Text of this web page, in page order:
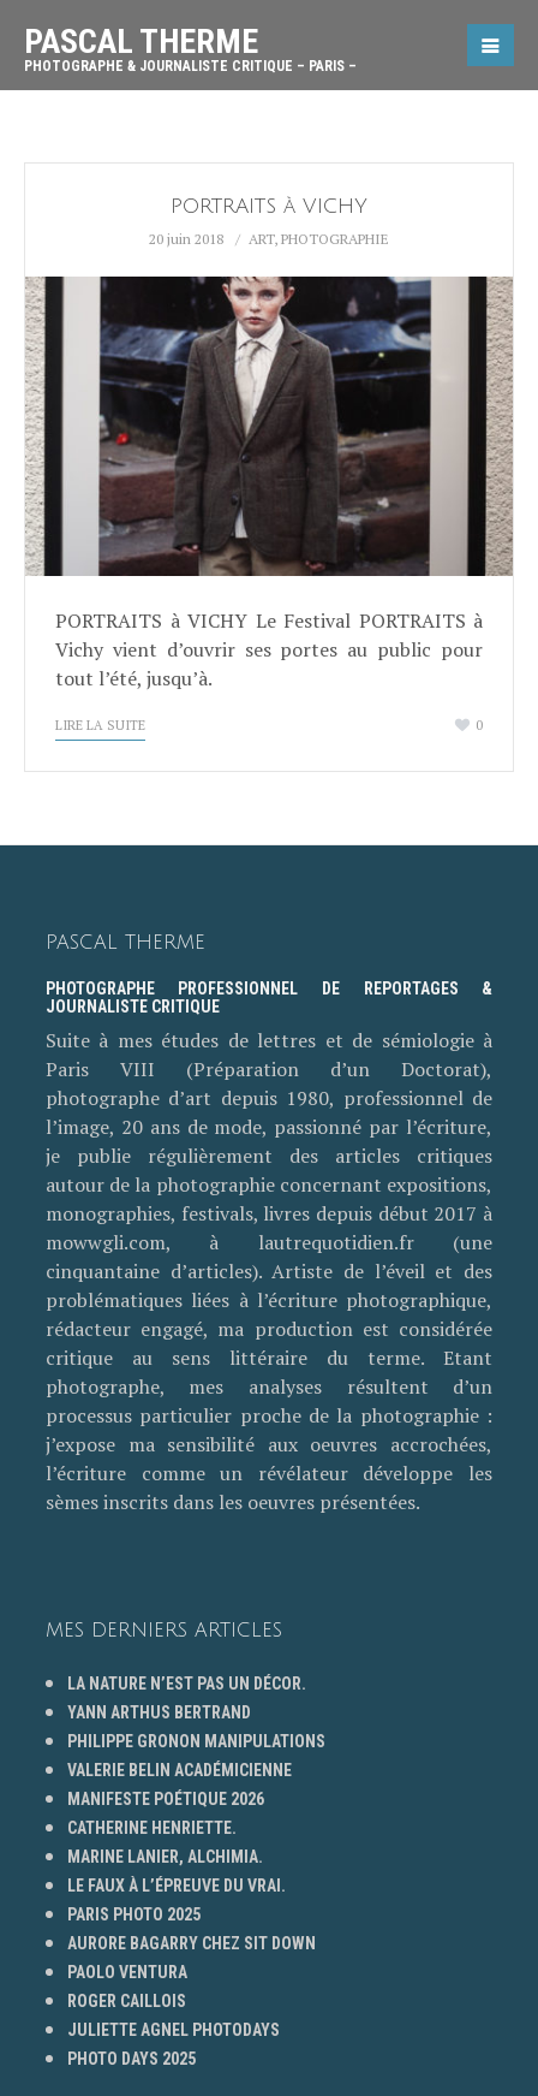
PASCAL THERME
PHOTOGRAPHE & JOURNALISTE CRITIQUE – PARIS –
PORTRAITS à VICHY
20 juin 2018 ART, PHOTOGRAPHIE
PORTRAITS à VICHY Le Festival PORTRAITS à
Vichy vient d’ouvrir ses portes au public pour
tout l’été, jusqu’à.
LIRE LA SUITE 0
PASCAL THERME
PHOTOGRAPHE PROFESSIONNEL DE REPORTAGES &
JOURNALISTE CRITIQUE
Suite à mes études de lettres et de sémiologie à
Paris VIII (Préparation d’un Doctorat),
photographe d’art depuis 1980, professionnel de
l’image, 20 ans de mode, passionné par l’écriture,
je publie régulièrement des articles critiques
autour de la photographie concernant expositions,
monographies, festivals, livres depuis début 2017 à
mowwgli.com, à lautrequotidien.fr (une
cinquantaine d’articles). Artiste de l’éveil et des
problématiques liées à l’écriture photographique,
rédacteur engagé, ma production est considérée
critique au sens littéraire du terme. Etant
photographe, mes analyses résultent d’un
processus particulier proche de la photographie :
j’expose ma sensibilité aux oeuvres accrochées,
l’écriture comme un révélateur développe les
sèmes inscrits dans les oeuvres présentées.
MES DERNIERS ARTICLES
LA NATURE N’EST PAS UN DÉCOR.
YANN ARTHUS BERTRAND
PHILIPPE GRONON MANIPULATIONS
VALERIE BELIN ACADÉMICIENNE
MANIFESTE POÉTIQUE 2026
CATHERINE HENRIETTE.
MARINE LANIER, ALCHIMIA.
LE FAUX À L’ÉPREUVE DU VRAI.
PARIS PHOTO 2025
AURORE BAGARRY CHEZ SIT DOWN
PAOLO VENTURA
ROGER CAILLOIS
JULIETTE AGNEL PHOTODAYS
PHOTO DAYS 2025